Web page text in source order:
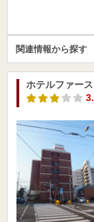
関連情報から探す
ホテルファー